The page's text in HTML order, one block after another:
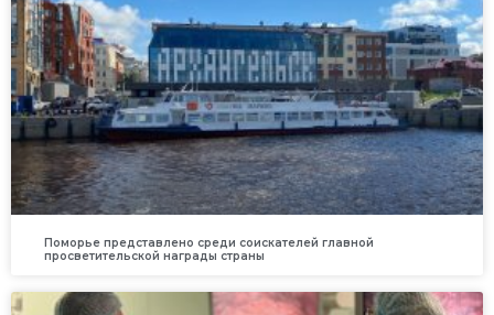
Поморье представлено среди соискателей главной
просветительской награды страны